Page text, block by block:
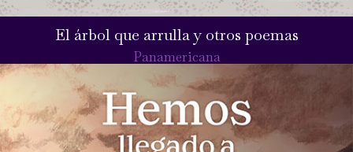
El árbol que arrulla y otros poemas
Panamericana